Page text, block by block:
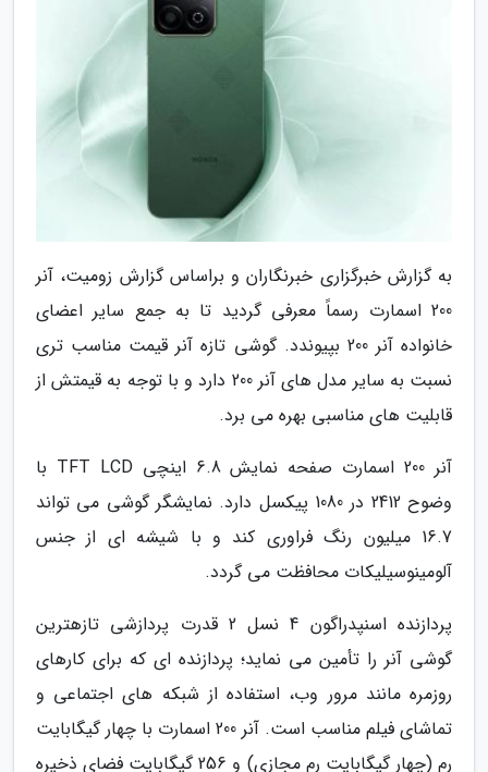
به گزارش خبرگزاری خبرنگاران و براساس گزارش زومیت، آنر
200 اسمارت رسماً معرفی گردید تا به جمع سایر اعضای
خانواده آنر 200 بپیوندد. گوشی تازه آنر قیمت مناسب تری
نسبت به سایر مدل های آنر 200 دارد و با توجه به قیمتش از
قابلیت های مناسبی بهره می برد.
آنر 200 اسمارت صفحه نمایش 6.8 اینچی TFT LCD با
وضوح 2412 در 1080 پیکسل دارد. نمایشگر گوشی می تواند
16.7 میلیون رنگ فراوری کند و با شیشه ای از جنس
آلومینوسیلیکات محافظت می گردد.
پردازنده اسنپدراگون 4 نسل 2 قدرت پردازشی تازهترین
گوشی آنر را تأمین می نماید؛ پردازنده ای که برای کارهای
روزمره مانند مرور وب، استفاده از شبکه های اجتماعی و
تماشای فیلم مناسب است. آنر 200 اسمارت با چهار گیگابایت
رم (چهار گیگابایت رم مجازی) و 256 گیگابایت فضای ذخیره